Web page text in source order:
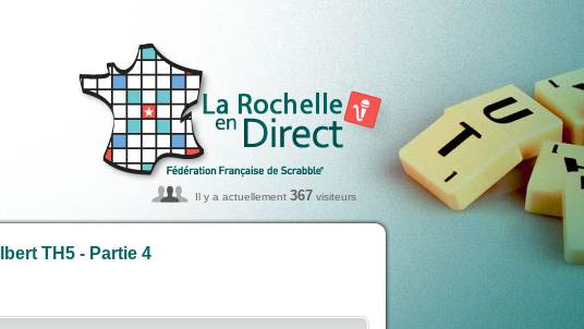
Il y a actuellement 367 visiteurs
TH5 - Partie 4